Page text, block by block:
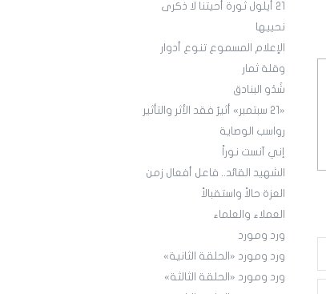
21 أيلول ثورة أحيتنا لا ذكرى
نحييها
الإعلام المسموع تنوع أدوار
وقلة ثمار
شَدْو البنادق
«21 سبتمبر» أثيرٌ فقد الأثر والتأثير
رواسب الوصاية
إني آنست نوراً
الشهيد القائد.. فاعل أفعال زمن
العزة حالاً واستقبالاً
العملاء والعلماء
ورد ومورد
ورد ومورد «الحلقة الثانية»
ورد ومورد «الحلقة الثالثة»